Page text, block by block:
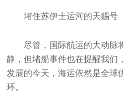
堵住苏伊士运河的天赐号
尽管，国际航运的大动脉
静，但堵船事件也在提醒我们
发展的今天，海运依然是全球
环。